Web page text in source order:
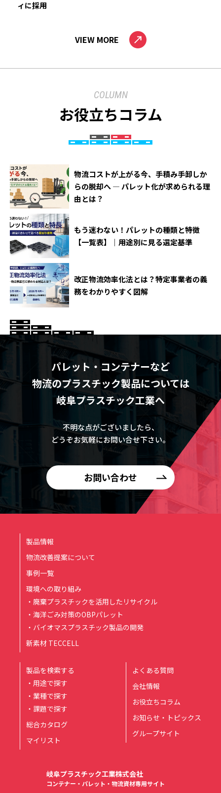
ィに採用
VIEW MORE
COLUMN
お役立ちコラム
物流コストが上がる今、手積み手卸しか
らの脱却へ ― パレット化が求められる理
由とは？
もう迷わない！パレットの種類と特徴
【一覧表】｜用途別に見る選定基準
改正物流効率化法とは？特定事業者の義
務をわかりやすく図解
パレット・コンテナーなど
物流のプラスチック製品については
岐阜プラスチック工業へ
不明な点がございましたら、
どうぞお気軽にお問い合せ下さい。
お問い合わせ
製品情報
物流改善提案について
事例一覧
環境への取り組み
・廃棄プラスチックを活用したリサイクル
・海洋ごみ対策のOBPパレット
・バイオマスプラスチック製品の開発
新素材 TECCELL
製品を検索する
・用途で探す
・業種で探す
・課題で探す
総合カタログ
マイリスト
よくある質問
会社情報
お役立ちコラム
お知らせ・トピックス
グループサイト
岐阜プラスチック工業株式会社
コンテナー・パレット・物流資材専用サイト